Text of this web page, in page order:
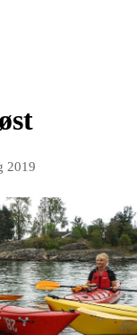
2019